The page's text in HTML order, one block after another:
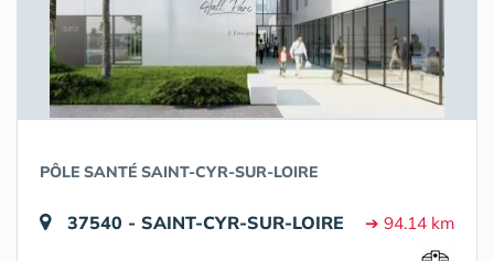
PÔLE SANTÉ SAINT-CYR-SUR-LOIRE
37540 - SAINT-CYR-SUR-LOIRE ➔ 94.14 km